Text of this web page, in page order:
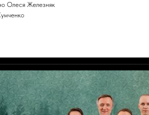
Олеся Железняк